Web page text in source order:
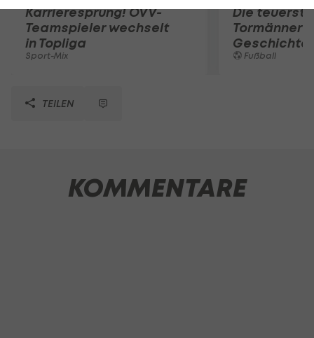
Karrieresprung! ÖVV-
Teamspieler wechselt
in Topliga
Sport-Mix
Die
Tormänner
Geschichte
Fußball
TEILEN
KOMMENTARE